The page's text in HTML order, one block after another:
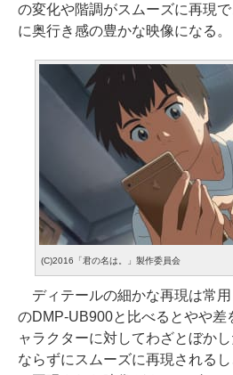
の変化や階調がスムーズに再現
に奥行き感の豊かな映像になる。
(C)2016「君の名は。」製作委員会
ディテールの細かな再現は常用
のDMP-UB900と比べるとやや差
ャラクターに対してわざとぼか
ならずにスムーズに再現される